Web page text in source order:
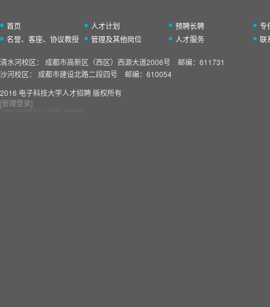
首页 人才计划 预聘长聘
专
名誉、客座、协议教授
管理及其他岗位 人才服务 联
清水河校区：
成都市高新区（西区）西源大道2006号 邮编：611731
沙河校区：
成都市建设北路二段四号 邮编：610054
2016 电子科技大学人才招聘 版权所有
[管理登录]
Page rendered in